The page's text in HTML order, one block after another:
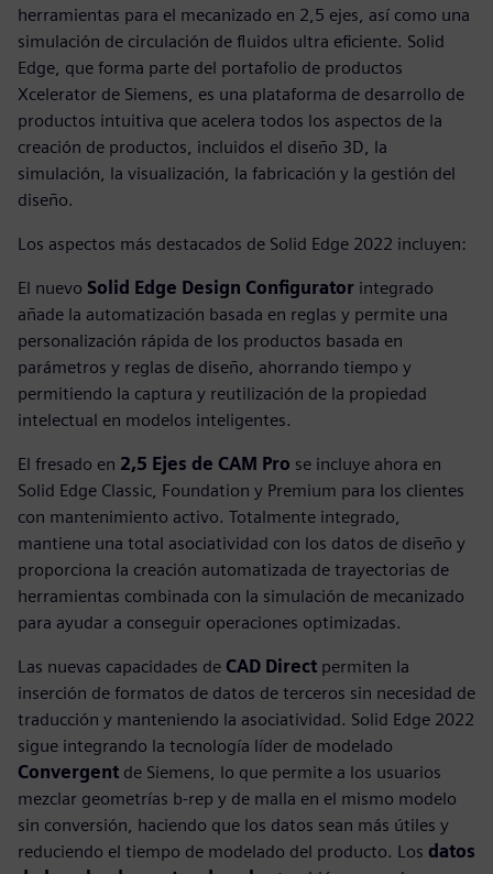
herramientas para el mecanizado en 2,5 ejes, así como una
simulación de circulación de fluidos ultra eficiente. Solid
Edge, que forma parte del portafolio de productos
Xcelerator de Siemens, es una plataforma de desarrollo de
productos intuitiva que acelera todos los aspectos de la
creación de productos, incluidos el diseño 3D, la
simulación, la visualización, la fabricación y la gestión del
diseño.
Los aspectos más destacados de Solid Edge 2022 incluyen:
El nuevo Solid Edge Design Configurator integrado
añade la automatización basada en reglas y permite una
personalización rápida de los productos basada en
parámetros y reglas de diseño, ahorrando tiempo y
permitiendo la captura y reutilización de la propiedad
intelectual en modelos inteligentes.
El fresado en 2,5 Ejes de CAM Pro se incluye ahora en
Solid Edge Classic, Foundation y Premium para los clientes
con mantenimiento activo. Totalmente integrado,
mantiene una total asociatividad con los datos de diseño y
proporciona la creación automatizada de trayectorias de
herramientas combinada con la simulación de mecanizado
para ayudar a conseguir operaciones optimizadas.
Las nuevas capacidades de CAD Direct permiten la
inserción de formatos de datos de terceros sin necesidad de
traducción y manteniendo la asociatividad. Solid Edge 2022
sigue integrando la tecnología líder de modelado
Convergent de Siemens, lo que permite a los usuarios
mezclar geometrías b-rep y de malla en el mismo modelo
sin conversión, haciendo que los datos sean más útiles y
reduciendo el tiempo de modelado del producto. Los datos